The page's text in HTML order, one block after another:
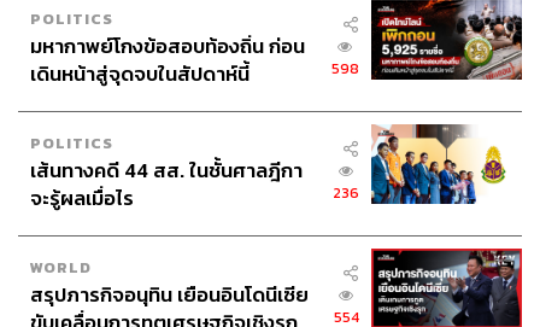
POLITICS
มหากาพย์โกงข้อสอบท้องถิ่น ก่อน
เดินหน้าสู่จุดจบในสัปดาห์นี้
598
POLITICS
เส้นทางคดี 44 สส. ในชั้นศาลฎีกา
จะรู้ผลเมื่อไร
236
WORLD
สรุปภารกิจอนุทิน เยือนอินโดนีเซีย
554